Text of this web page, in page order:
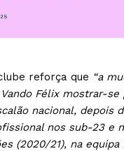
reforça que “a
Félix mostrar-se
nacional, depois
nos sub-23 e
(2020/21), na equipa